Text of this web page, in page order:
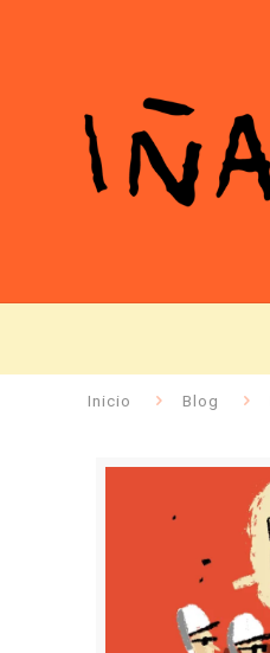
Inicio Blog